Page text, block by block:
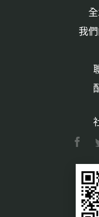
我